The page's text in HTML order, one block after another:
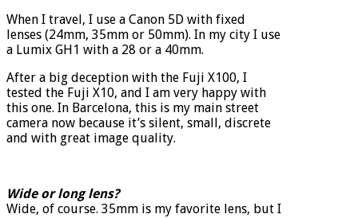
When I travel, I use a Canon 5D with fixed
lenses (24mm, 35mm or 50mm). In my city I use
a Lumix GH1 with a 28 or a 40mm.
After a big deception with the Fuji X100, I
tested the Fuji X10, and I am very happy with
this one. In Barcelona, this is my main street
camera now because it’s silent, small, discrete
and with great image quality.
Wide or long lens?
Wide, of course. 35mm is my favorite lens, but I